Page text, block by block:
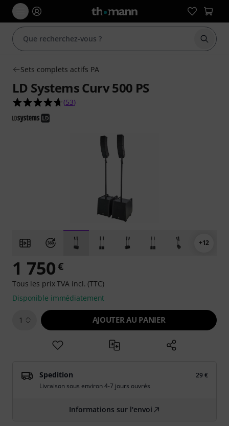
Sets complets actifs PA
LD Systems Curv 500 PS
4.7 étoiles sur 5 d'après 53 évaluations clients
(53)
+12
1 750€
Tous les prix TVA incl. (TTC)
Disponible immédiatement
1 AJOUTER AU PANIER
Spedition
29 €
Livraison sous environ 4-7 jours ouvrés
Informations sur l'envoi